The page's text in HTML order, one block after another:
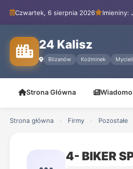
Czwartek, 6 sierpnia 2026 Imieniny:
24 Kalisz
Blizanów Koźminek
Strona Główna
Strona główna › Firmy › Pozostałe
4- BIKER